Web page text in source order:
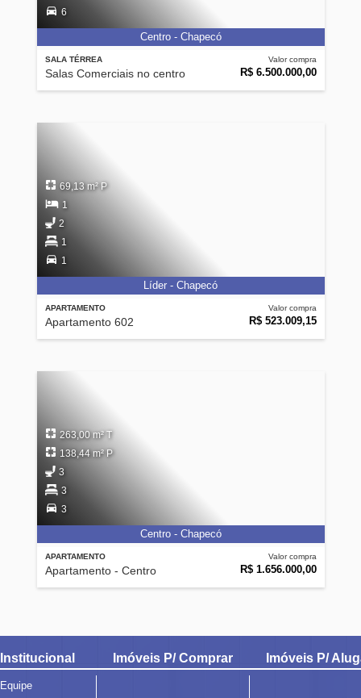
SALA TÉRREA
Salas Comerciais no centro
Valor compra
R$ 6.500.000,00
6
Centro - Chapecó
APARTAMENTO
Apartamento 602
Valor compra
R$ 523.009,15
69,13 m² P
1
2
1
1
Líder - Chapecó
APARTAMENTO
Apartamento - Centro
Valor compra
R$ 1.656.000,00
263,00 m² T
138,44 m² P
3
3
3
Centro - Chapecó
Institucional
Equipe
Imóveis P/ Comprar Imóveis P/